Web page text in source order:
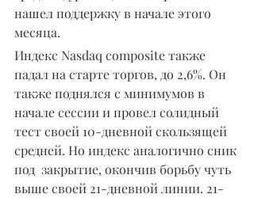
нашел поддержку в начале этого
месяца.
Индекс Nasdaq composite также
падал на старте торгов, до 2,6%. Он
также поднялся с минимумов в
начале сессии и провел солидный
тест своей 10-дневной скользящей
средней. Но индекс аналогично сник
под  закрытие, окончив борьбу чуть
выше своей 21-дневной линии. 21-